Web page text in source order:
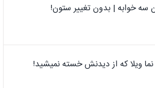
سه خوابه | بدون تغییر ستون!
نما ویلا که از دیدنش خسته نمیشید!